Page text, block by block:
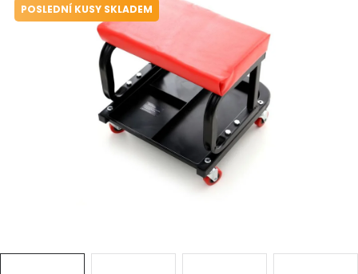
Domácnost
Dětská hřiště
Autodoplňky
POSLEDNÍ KUSY SKLADEM